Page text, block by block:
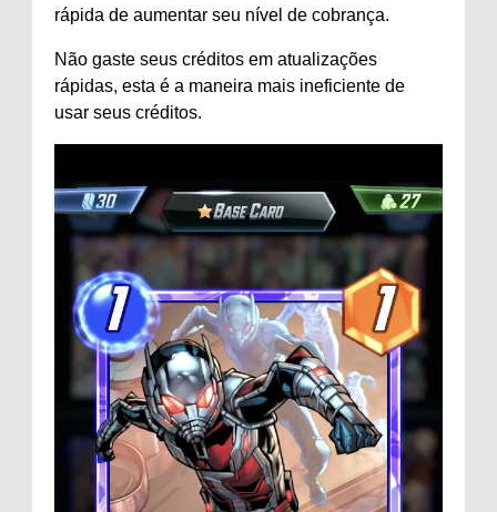
rápida de aumentar seu nível de cobrança.
Não gaste seus créditos em atualizações
rápidas, esta é a maneira mais ineficiente de
usar seus créditos.